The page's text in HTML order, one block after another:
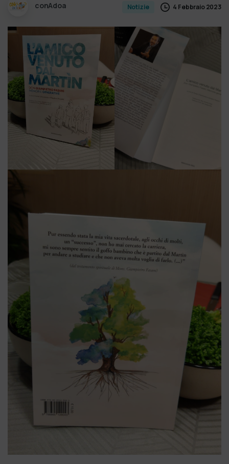
conAdoa Notizie 4 Febbraio 2023